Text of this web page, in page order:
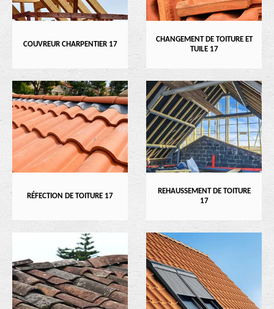
COUVREUR CHARPENTIER 17
CHANGEMENT DE TOITURE ET
TUILE 17
RÉFECTION DE TOITURE 17
REHAUSSEMENT DE TOITURE
17